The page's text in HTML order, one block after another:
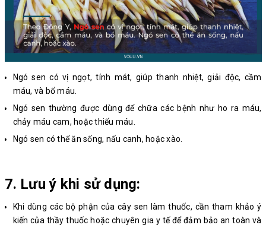
Ngó sen có vị ngọt, tính mát, giúp thanh nhiệt, giải độc, cầm
máu, và bổ máu.
Ngó sen thường được dùng để chữa các bệnh như ho ra máu,
chảy máu cam, hoặc thiếu máu.
Ngó sen có thể ăn sống, nấu canh, hoặc xào.
7. Lưu ý khi sử dụng:
Khi dùng các bộ phận của cây sen làm thuốc, cần tham khảo ý
kiến của thầy thuốc hoặc chuyên gia y tế để đảm bảo an toàn và